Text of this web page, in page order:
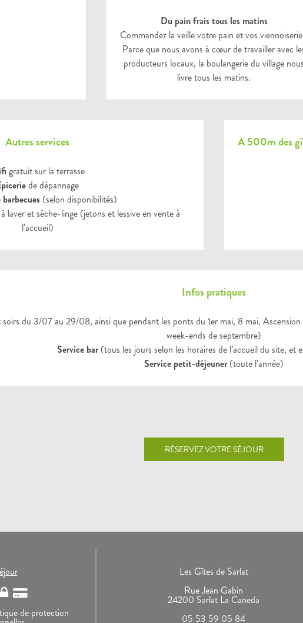
Du pain frais tous les matins
Commandez la veille votre pain et vos
Parce que nous avons à cœur de travailler avec
producteurs locaux, la boulangerie du village nous
livre tous les matins.
Autres services
gratuit sur la terrasse
de dépannage
barbecues (selon disponibilités)
laver et sèche-linge (jetons et lessive en vente à
l’accueil)
A 500m des
Infos pratiques
soirs du 3/07 au 29/08, ainsi que pendant les ponts du 1er mai, 8 mai,
week-ends de septembre)
Service bar(tous les jours selon les horaires de l’accueil du site, et
Service petit-déjeuner(toute l’année)
RÉSERVEZ VOTRE SÉJOUR
de protection
Les Gîtes de Sarlat
Rue Jean Gabin
24200 Sarlat La Caneda
05 53 59 05 84